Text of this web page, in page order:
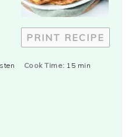
PRINT RECIPE
Cook Time: 15 min